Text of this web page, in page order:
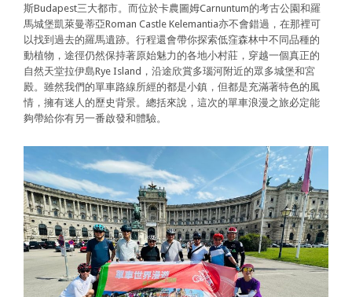
斯Budapest三大都市。而位於卡農圖姆Carnuntum的考古公園和羅
馬城堡凱萊曼蒂亞Roman Castle Kelemantia亦不會錯過，在那裡可
以找到過去的羅馬遺跡。行程還會帶你探索低窪森林中不同品種的
動植物，途徑仍然保持著原始魅力的各地小村莊，穿越一個真正的
自然天堂拉伊島Rye Island，沿途欣賞多瑙河附近的眾多城堡和宮
殿。雖然我們的單車路線所經的都是小鎮，但都是充滿著特色的風
情，擁有迷人的歷史背景。總括來說，這次的單車浪漫之旅必定能
夠帶給你有另一番啟發和體驗。